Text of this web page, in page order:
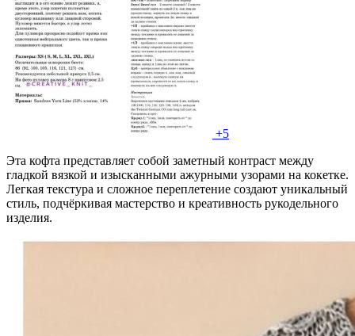
+5
Эта кофта представляет собой заметный контраст между
гладкой вязкой и изысканными ажурными узорами на кокетке.
Легкая текстура и сложное переплетение создают уникальный
стиль, подчёркивая мастерство и креативность рукодельного
изделия.